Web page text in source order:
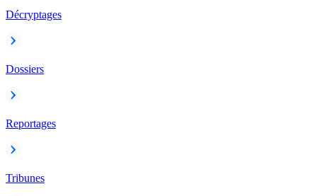
Décryptages
Dossiers
Reportages
Tribunes